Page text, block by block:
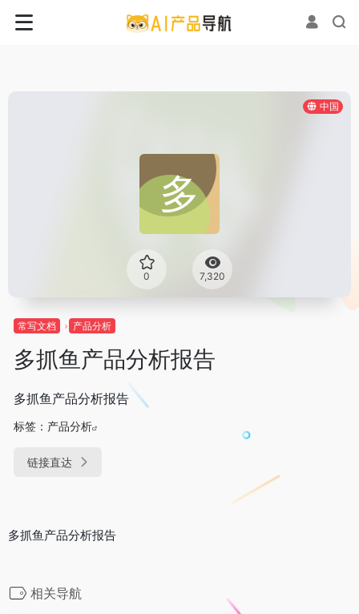
中国
0 7,320
常写文档 产品分析
多抓鱼产品分析报告
多抓鱼产品分析报告
标签： 产品分析
链接直达
多抓鱼产品分析报告
相关导航